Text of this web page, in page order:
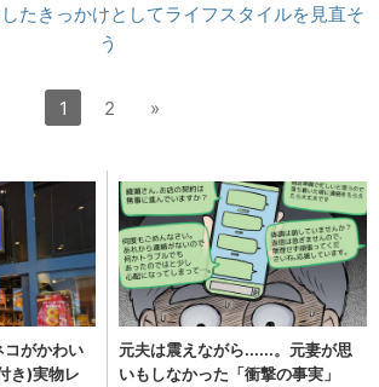
たきっかけとしてライフスタイルを見直そ
う
1 2 »